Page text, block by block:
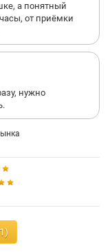
а понятный
от приёмки
нужно